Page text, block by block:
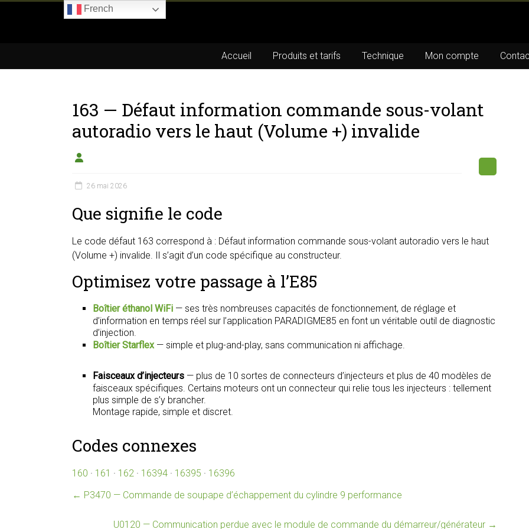
du
boîtier
éthanol
Accueil Produits et tarifs Technique Mon compte
163 — Défaut information commande sous-volant
autoradio vers le haut (Volume +) invalide
26 mai 2026
Que signifie le code
Le code défaut 163 correspond à : Défaut information commande sous-volant autoradio vers le haut
(Volume +) invalide. Il s’agit d’un code spécifique au constructeur.
Optimisez votre passage à l’E85
Boîtier éthanol WiFi — ses très nombreuses capacités de fonctionnement, de réglage et
d’information en temps réel sur l’application PARADIGME85 en font un véritable outil de diagnostic
d’injection.
Boîtier Starflex— simple et plug-and-play, sans communication ni affichage.
Faisceaux d’injecteurs — plus de 10 sortes de connecteurs d’injecteurs et plus de 40 modèles de
faisceaux spécifiques. Certains moteurs ont un connecteur qui relie tous les injecteurs : tellement
plus simple de s’y brancher.
Montage rapide, simple et discret.
Codes connexes
160 · 161 · 162 · 16394 · 16395 · 16396
← P3470 — Commande de soupape d’échappement du cylindre 9 performance
U0120 — Communication perdue avec le module de commande du démarreur/générateur →
French